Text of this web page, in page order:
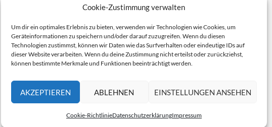
Cookie-Zustimmung verwalten
Um dir ein optimales Erlebnis zu bieten, verwenden wir Technologien wie Cookies, um
Geräteinformationen zu speichern und/oder darauf zuzugreifen. Wenn du diesen
Technologien zustimmst, können wir Daten wie das Surfverhalten oder eindeutige IDs auf
dieser Website verarbeiten. Wenn du deine Zustimmung nicht erteilst oder zurückziehst,
können bestimmte Merkmale und Funktionen beeinträchtigt werden.
AKZEPTIEREN ABLEHNEN EINSTELLUNGEN ANSEHEN
Cookie-RichtlinieDatenschutzerklärungImpressum